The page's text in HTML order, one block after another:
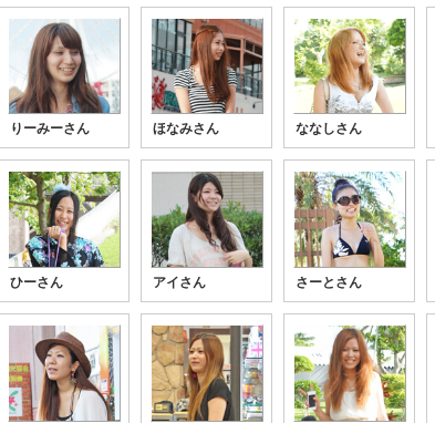
りーみーさん ほなみさん ななしさん
ひーさん アイさん さーとさん